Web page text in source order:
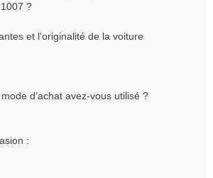
?
et l'originalité de la voiture
d’achat avez-vous utilisé ?
: